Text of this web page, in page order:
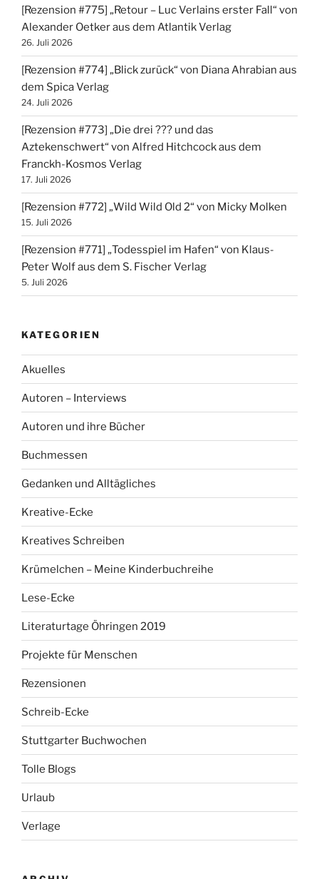
[Rezension #775] „Retour – Luc Verlains erster Fall“ von
Alexander Oetker aus dem Atlantik Verlag
26. Juli 2026
[Rezension #774] „Blick zurück“ von Diana Ahrabian aus
dem Spica Verlag
24. Juli 2026
[Rezension #773] „Die drei ??? und das
Aztekenschwert“ von Alfred Hitchcock aus dem
Franckh-Kosmos Verlag
17. Juli 2026
[Rezension #772] „Wild Wild Old 2“ von Micky Molken
15. Juli 2026
[Rezension #771] „Todesspiel im Hafen“ von Klaus-
Peter Wolf aus dem S. Fischer Verlag
5. Juli 2026
KATEGORIEN
Akuelles
Autoren – Interviews
Autoren und ihre Bücher
Buchmessen
Gedanken und Alltägliches
Kreative-Ecke
Kreatives Schreiben
Krümelchen – Meine Kinderbuchreihe
Lese-Ecke
Literaturtage Öhringen 2019
Projekte für Menschen
Rezensionen
Schreib-Ecke
Stuttgarter Buchwochen
Tolle Blogs
Urlaub
Verlage